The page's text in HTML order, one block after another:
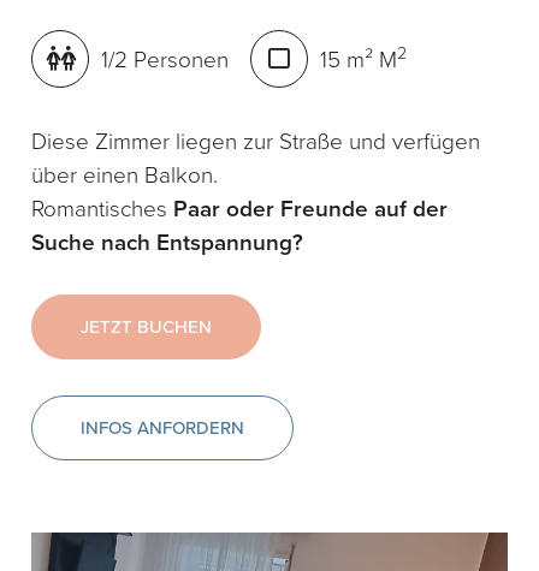
1/2 Personen 15 m² M2
Diese Zimmer liegen zur Straße und verfügen
über einen Balkon.
Romantisches Paar oder Freunde auf der
Suche nach Entspannung?
JETZT BUCHEN
INFOS ANFORDERN